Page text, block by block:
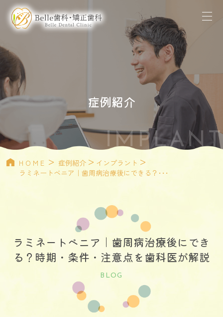
症例紹介
IMPLANT
HOME > 症例紹介 > インプラント >
ラミネートベニア｜歯周病治療後にできる？･･･
ラミネートベニア｜歯周病治療後にでき
る？時期・条件・注意点を歯科医が解説
BLOG